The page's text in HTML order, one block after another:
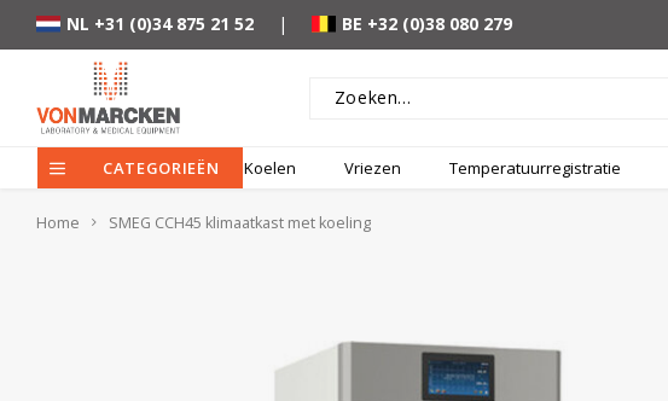
NL +31 (0)34 875 21 52 | BE +32 (0)38 080 279
CATEGORIEËN Koelen Vriezen Temperatuurregistratie
Home SMEG CCH45 klimaatkast met koeling